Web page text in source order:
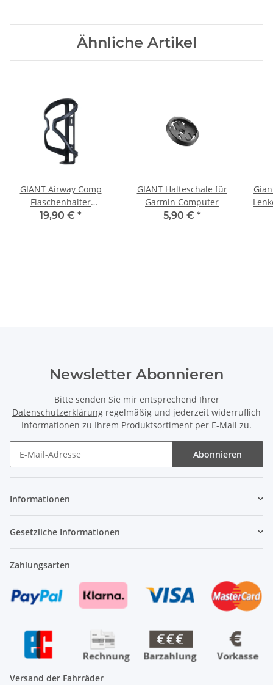
Ähnliche Artikel
GIANT Airway Comp
Flaschenhalter
schwarz/grau
19,90 € *
GIANT Halteschale für
Garmin Computer
5,90 € *
Newsletter Abonnieren
Bitte senden Sie mir entsprechend Ihrer
Datenschutzerklärung regelmäßig und jederzeit widerruflich
Informationen zu Ihrem Produktsortiment per E-Mail zu.
Abonnieren
Informationen
Gesetzliche Informationen
Zahlungsarten
Versand der Fahrräder